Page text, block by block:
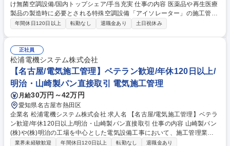
け無菌空調設備/国内トップシェア/手当充実 仕事の内容 医薬品や再生医療
製品の製造時に必要とされる特殊空調設備「アイソレーター」の施工管理
業務をお任せします◆単なる施工管理ではなく、高度な品質保証ノウハウ
(2)搬入計画に基づき、協力会社と連携して設備を製薬工場等の客先に搬
入。組立、試運転を実施し、据付状態や各種制御機器の動作、操作性など
を確認。(3)設備の気流、風速等、品質適合チェックを実施。分析結果を報
告書にまとめ、お客様へ説明。(4)引渡し。※建設作業は発生しません。
募集職種 仙台【施工管理】医薬品製造工程向け無菌空調設備/国内トップ
シェア/手当充実
年間休日120日以上 転勤なし 退職金あり 土日祝休み
正社員
松浦電機システム株式会社
【名古屋/電気施工管理】ベテラン歓迎/年休120日以上/
明治・山崎製パン直接取引 電気施工管理
月給30万円～42万円
愛知県名古屋市熱田区
企業名 松浦電機システム株式会社 求人名 【名古屋/電気施工管理】ベテラ
ン歓迎/年休120日以上/明治・山崎製パン直接取引 仕事の内容 山崎製パン
(株)や(株)明治の工場を中心とした電気設備工事において、施工管理業務
を担当。工程・品質・安全の管理を行い、将来的には現場統括や部門リー
業界未経験歓迎 年間休日120日以上 転勤なし
退職金あり